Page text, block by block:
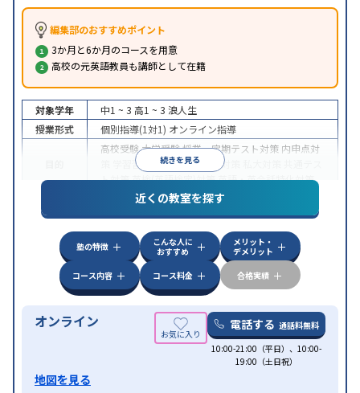
編集部のおすすめポイント
3か月と6か月のコースを用意
高校の元英語教員も講師として在籍
続きを見る
対象学年 中1 ~ 3 高1 ~ 3 浪人生
授業形式
個別指導(1対1) オンライン指導
高校受験大学受験授業・定期テスト対策 内申点対
学習習慣の定着国公立大対策
ト対策英検(英語検定)対策英語・英会話特化対策
特徴
中高一貫校生に対応授業の振替可能
学習にPC・タブレットを利用オンライン対応1
科目から受講可能
近くの教室を探す
塾の特徴
こんな人に
おすすめ
メリット・
デメリット
コース内容
コース料金 合格実績
オンライン 電話する 通話料無料
10:00-21:00（平日）、10:00-
19:00（土日祝）
地図を見る